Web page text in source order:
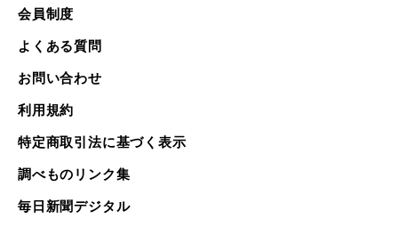
会員制度
よくある質問
お問い合わせ
利用規約
特定商取引法に基づく表示
調べものリンク集
毎日新聞デジタル